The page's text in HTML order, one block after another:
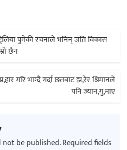
पुगेकी रचनाले भनिन् जति विकास
छैन
गरि भाग्दै गर्दा छतबाट झ,रेर श्रिमानले
पनि ज्यान,गु,माए
not be published.Required fields